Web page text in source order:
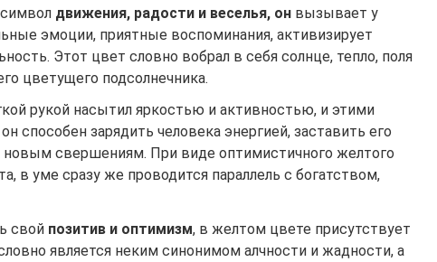
движения, радости и веселья, он вызывает у
эмоции, приятные воспоминания, активизирует
Этот цвет словно вобрал в себя солнце, тепло, поля
цветущего подсолнечника.
рукой насытил яркостью и активностью, и этими
способен зарядить человека энергией, заставить его
новым свершениям. При виде оптимистичного желтого
в уме сразу же проводится параллель с богатством,
свой позитив и оптимизм, в желтом цвете присутствует
является неким синонимом алчности и жадности, а